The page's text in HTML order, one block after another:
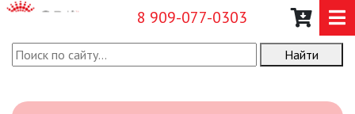
8 909-077-0303
О КОМПАНИИНайти